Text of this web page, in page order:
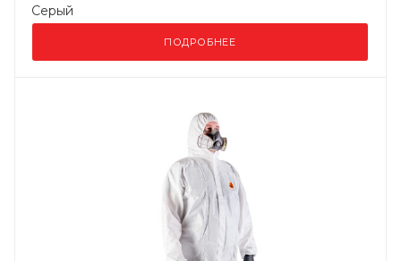
Серый
ПОДРОБНЕЕ